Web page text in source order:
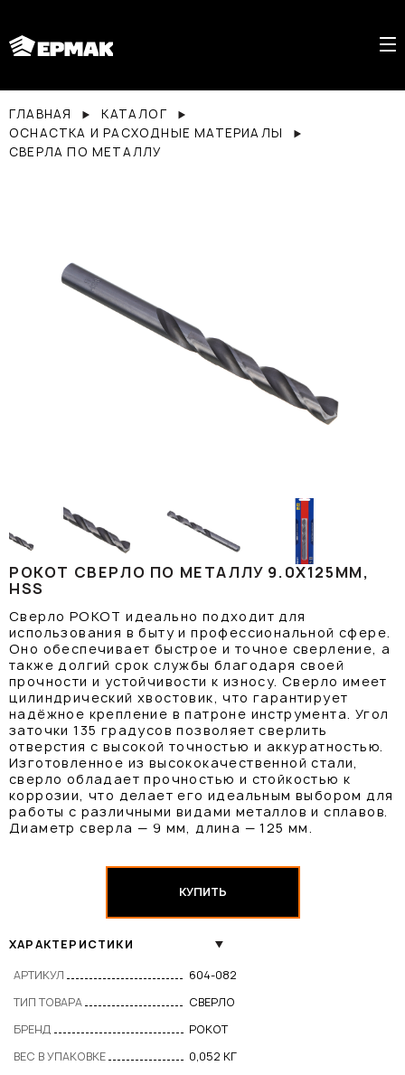
ГЛАВНАЯ
КАТАЛОГ
ОСНАСТКА И РАСХОДНЫЕ МАТЕРИАЛЫ
СВЕРЛА ПО МЕТАЛЛУ
РОКОТ СВЕРЛО ПО МЕТАЛЛУ 9.0Х125ММ,
HSS
Сверло РОКОТ идеально подходит для
использования в быту и профессиональной сфере.
Оно обеспечивает быстрое и точное сверление, а
также долгий срок службы благодаря своей
прочности и устойчивости к износу. Сверло имеет
цилиндрический хвостовик, что гарантирует
надёжное крепление в патроне инструмента. Угол
заточки 135 градусов позволяет сверлить
отверстия с высокой точностью и аккуратностью.
Изготовленное из высококачественной стали,
сверло обладает прочностью и стойкостью к
коррозии, что делает его идеальным выбором для
работы с различными видами металлов и сплавов.
Диаметр сверла — 9 мм, длина — 125 мм.
КУПИТЬ
ХАРАКТЕРИСТИКИ
АРТИКУЛ
604-082
ТИП ТОВАРА
СВЕРЛО
БРЕНД
РОКОТ
ВЕС В УПАКОВКЕ
0,052 КГ